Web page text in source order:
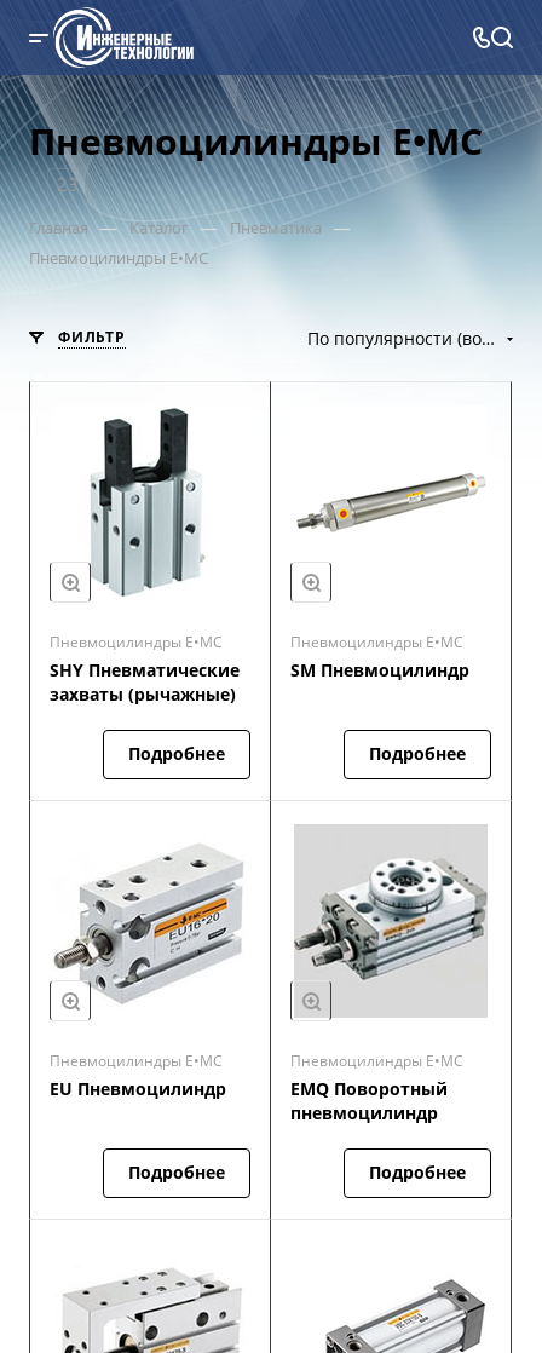
Пневмоцилиндры E•MC
23
Главная — Каталог — Пневматика —
Пневмоцилиндры E•MC
ФИЛЬТР По популярности (возрастание)
Пневмоцилиндры E•MC
SHY Пневматические
захваты (рычажные)
Подробнее
Пневмоцилиндры E•MC
SM Пневмоцилиндр
Подробнее
Пневмоцилиндры E•MC
EU Пневмоцилиндр
Подробнее
Пневмоцилиндры E•MC
EMQ Поворотный
пневмоцилиндр
Подробнее